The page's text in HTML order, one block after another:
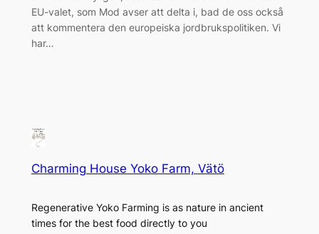
EU-valet, som Mod avser att delta i, bad de oss också
att kommentera den europeiska jordbrukspolitiken. Vi
har…
Charming House Yoko Farm, Vätö
Regenerative Yoko Farming is as nature in ancient
times for the best food directly to you